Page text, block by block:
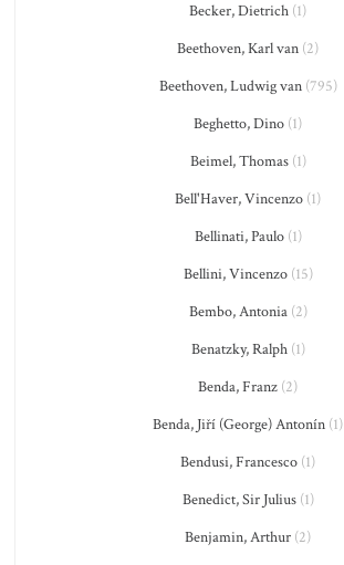
Becker, Dietrich (1)
Beethoven, Karl van (2)
Beethoven, Ludwig van(795)
Beghetto, Dino (1)
Beimel, Thomas(1)
Bell'Haver, Vincenzo (1)
Bellinati, Paulo(1)
Bellini, Vincenzo(15)
Bembo, Antonia(2)
Benatzky, Ralph(1)
Benda, Franz (2)
Benda, Jiří (George) Antonín (1)
Bendusi, Francesco (1)
Benedict, Sir Julius(1)
Benjamin, Arthur (2)